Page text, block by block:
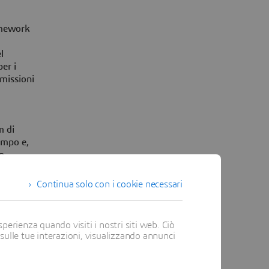
i
di
e,
di
e la
Continua solo con i cookie necessari
quando visiti i nostri siti web. Ciò
tue interazioni, visualizzando annunci